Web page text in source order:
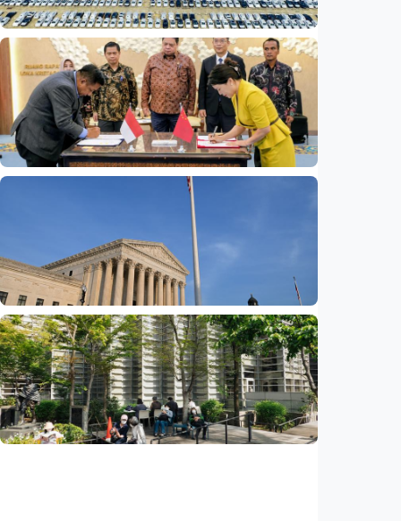
Ekonomi
Fokus Berita – Mengapa produsen EV China
kini lebih sibuk membangun pabrik daripada
menjual mobil?
Indonesia•06 Aug 2026
Madura siap sambut investasi China 6,6
triliun rupiah untuk Kawasan Industri Baru
Indonesia•06 Aug 2026
Ekonomi
Pemerintahan Trump kembalikan 1.794
triliun rupiah tarif kepada importir AS,
dampak putusan Mahkamah Agung
Indonesia•06 Aug 2026